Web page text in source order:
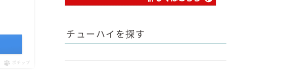
ポチップ
チューハイを探す